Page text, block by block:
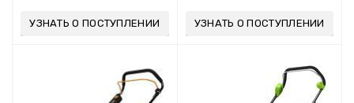
УЗНАТЬ О ПОСТУПЛЕНИИ УЗНАТЬ О ПОСТУПЛЕНИИ